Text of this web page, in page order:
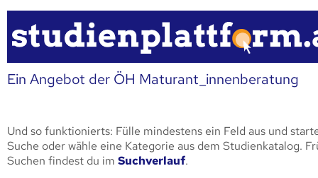
Ein Angebot der ÖH Maturant_innenberatung
Und so funktionierts: Fülle mindestens ein Feld aus und
Suche oder wähle eine Kategorie aus dem Studienkatalog.
Suchen findest du im Suchverlauf.